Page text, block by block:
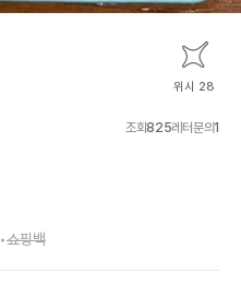
위시 28
조회825레터문의1
•쇼핑백